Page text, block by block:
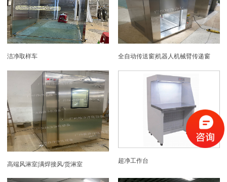
洁净取样车 全自动传送窗|机器人机械臂传递窗
高端风淋室|满焊接风/货淋室 超净工作台